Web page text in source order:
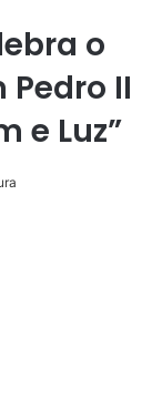
o
II
e Luz”